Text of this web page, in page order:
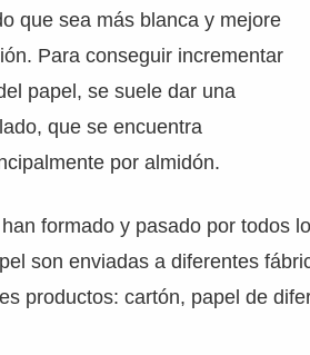
que sea más blanca y mejore
Para conseguir incrementar
papel, se suele dar una
que se encuentra
por almidón.
formado y pasado por todos
son enviadas a diferentes
productos: cartón, papel de